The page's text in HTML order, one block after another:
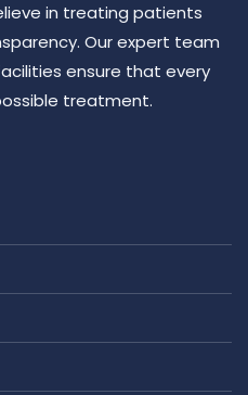
in treating patients
Our expert team
ensure that every
treatment.